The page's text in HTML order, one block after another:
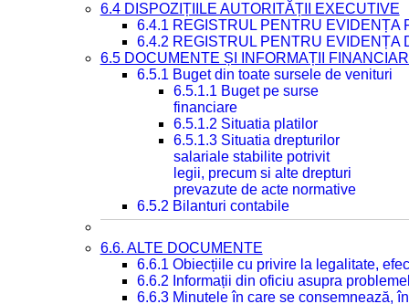
6.4 DISPOZIȚIILE AUTORITĂȚII EXECUTIVE
6.4.1 REGISTRUL PENTRU EVIDENȚA
6.4.2 REGISTRUL PENTRU EVIDENȚA
6.5 DOCUMENTE ȘI INFORMAȚII
6.5.1 Buget din toate sursele de venituri
6.5.1.1 Buget pe surse
financiare
6.5.1.2 Situatia platilor
6.5.1.3 Situatia drepturilor
salariale stabilite potrivit
legii, precum si alte drepturi
prevazute de acte normative
6.5.2 Bilanturi contabile
6.6. ALTE DOCUMENTE
6.6.1 Obiecțiile cu privire la legalitate,
6.6.2 Informații din oficiu asupra
6.6.3 Minutele în care se consemnează,